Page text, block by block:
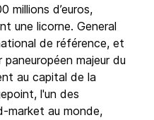
millions d’euros,
une licorne. General
de référence, et
majeur du
au capital de la
l'un des
market au monde,